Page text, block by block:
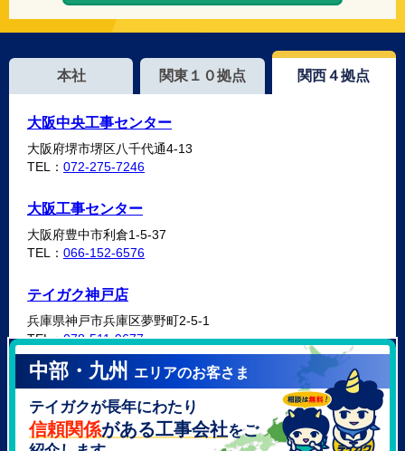
本社 関東１０拠点 関西４拠点
大阪中央工事センター
大阪府堺市堺区八千代通4-13
TEL： 072-275-7246
大阪工事センター
大阪府豊中市利倉1-5-37
TEL： 066-152-6576
テイガク神戸店
兵庫県神戸市兵庫区夢野町2-5-1
TEL：078-511-9677
テイガク泉北・泉南店
大阪府泉北郡忠岡町高月南3-14
TEL：072-521-2637
中部・九州 エリアのお客さま
テイガクが長年にわたり
信頼関係がある工事会社をご